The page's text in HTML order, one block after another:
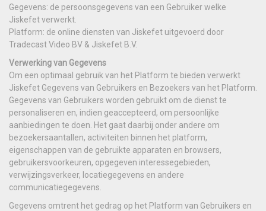
Gegevens: de persoonsgegevens van een Gebruiker welke
Jiskefet verwerkt.
Platform: de online diensten van Jiskefet uitgevoerd door
Tradecast Video BV & Jiskefet B.V.
Verwerking van Gegevens
Om een optimaal gebruik van het Platform te bieden verwerkt
Jiskefet Gegevens van Gebruikers en Bezoekers van het Platform.
Gegevens van Gebruikers worden gebruikt om de dienst te
personaliseren en, indien geaccepteerd, om persoonlijke
aanbiedingen te doen. Het gaat daarbij onder andere om
bezoekersaantallen, activiteiten binnen het platform,
eigenschappen van de gebruikte apparaten en browsers,
gebruikersvoorkeuren, opgegeven interessegebieden,
verwijzingsverkeer, locatiegegevens en andere
communicatiegegevens.
Gegevens omtrent het gedrag op het Platform van Gebruikers en